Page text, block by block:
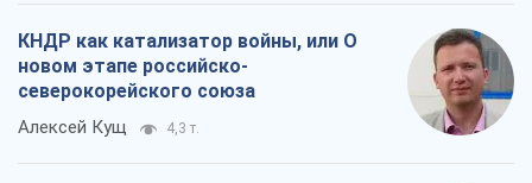
КНДР как катализатор войны, или О
новом этапе российско-
северокорейского союза
Алексей Кущ 4,3 т.